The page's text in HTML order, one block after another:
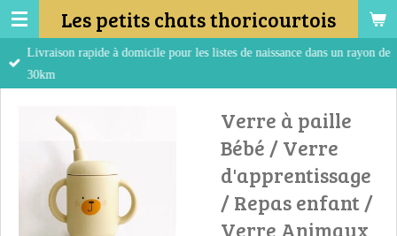
Passer
au
contenu
Les petits chats thoricourtois
Livraison rapide à domicile pour les listes de naissance dans un rayon de
30km
Verre à paille
Bébé / Verre
d'apprentissage
/ Repas enfant /
Verre Animaux